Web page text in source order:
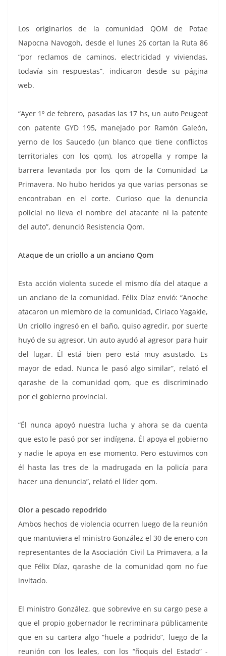
Los originarios de la comunidad QOM de Potae
Napocna Navogoh, desde el lunes 26 cortan la Ruta 86
“por reclamos de caminos, electricidad y viviendas,
todavía sin respuestas”, indicaron desde su página
web.
“Ayer 1º de febrero, pasadas las 17 hs, un auto Peugeot
con patente GYD 195, manejado por Ramón Galeón,
yerno de los Saucedo (un blanco que tiene conflictos
territoriales con los qom), los atropella y rompe la
barrera levantada por los qom de la Comunidad La
Primavera. No hubo heridos ya que varias personas se
encontraban en el corte. Curioso que la denuncia
policial no lleva el nombre del atacante ni la patente
del auto”, denunció Resistencia Qom.
Ataque de un criollo a un anciano Qom
Esta acción violenta sucede el mismo día del ataque a
un anciano de la comunidad. Félix Díaz envió: “Anoche
atacaron un miembro de la comunidad, Ciriaco Yagakle,
Un criollo ingresó en el baño, quiso agredir, por suerte
huyó de su agresor. Un auto ayudó al agresor para huir
del lugar. Él está bien pero está muy asustado. Es
mayor de edad. Nunca le pasó algo similar”, relató el
qarashe de la comunidad qom, que es discriminado
por el gobierno provincial.
“Él nunca apoyó nuestra lucha y ahora se da cuenta
que esto le pasó por ser indígena. Él apoya el gobierno
y nadie le apoya en ese momento. Pero estuvimos con
él hasta las tres de la madrugada en la policía para
hacer una denuncia”, relató el líder qom.
Olor a pescado repodrido
Ambos hechos de violencia ocurren luego de la reunión
que mantuviera el ministro González el 30 de enero con
representantes de la Asociación Civil La Primavera, a la
que Félix Díaz, qarashe de la comunidad qom no fue
invitado.
El ministro González, que sobrevive en su cargo pese a
que el propio gobernador le recriminara públicamente
que en su cartera algo “huele a podrido”, luego de la
reunión con los leales, con los “ñoquis del Estado” -